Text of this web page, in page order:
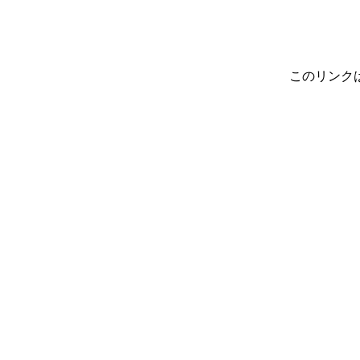
このリンク